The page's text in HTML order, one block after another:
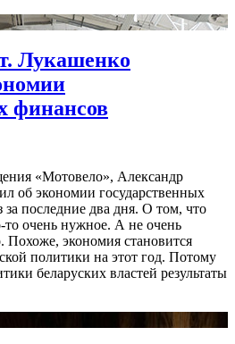
Лукашенко
финансов
«Мотовело», Александр
об экономии государственных
последние два дня. О том, что
то очень нужное. А не очень
экономия становится
политики на этот год. Потому
беларуских властей результаты